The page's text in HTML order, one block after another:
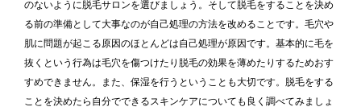
のないように脱毛サロンを選びましょう。そして脱毛をすることを決め
る前の準備として大事なのが自己処理の方法を改めることです。毛穴や
肌に問題が起こる原因のほとんどは自己処理が原因です。基本的に毛を
抜くという行為は毛穴を傷つけたり脱毛の効果を薄めたりするためおす
すめできません。また、保湿を行うということも大切です。脱毛をする
ことを決めたら自分でできるスキンケアについても良く調べてみましょ